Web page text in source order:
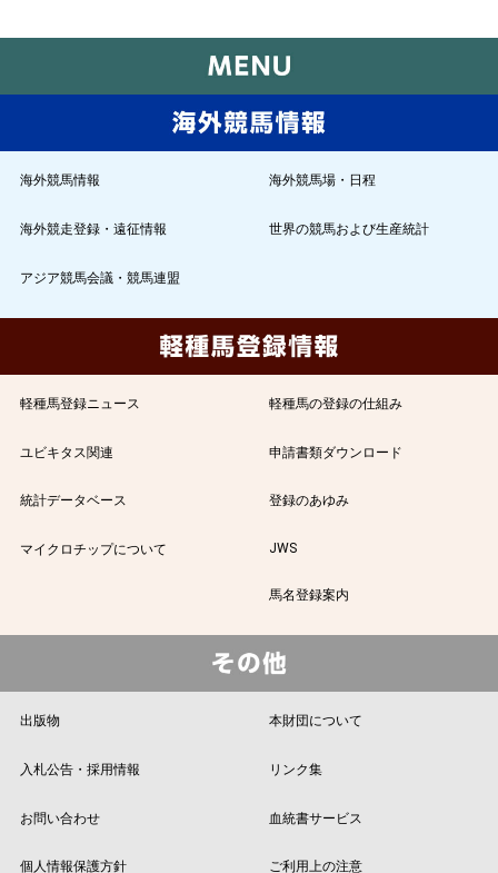
海外競馬情報 海外競馬場・日程
海外競走登録・遠征情報 世界の競馬および生産統計
アジア競馬会議・競馬連盟
軽種馬登録ニュース 軽種馬の登録の仕組み
ユビキタス関連 申請書類ダウンロード
統計データベース 登録のあゆみ
マイクロチップについて JWS
馬名登録案内
出版物 本財団について
入札公告・採用情報 リンク集
お問い合わせ 血統書サービス
個人情報保護方針 ご利用上の注意